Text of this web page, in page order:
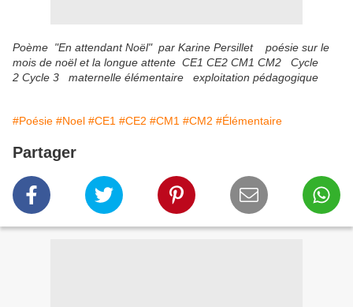
Poème "En attendant Noël" par Karine Persillet poésie sur le
mois de noël et la longue attente CE1 CE2 CM1 CM2 Cycle
2 Cycle 3 maternelle élémentaire exploitation pédagogique
#Poésie #Noel #CE1 #CE2 #CM1 #CM2 #Élémentaire
Partager